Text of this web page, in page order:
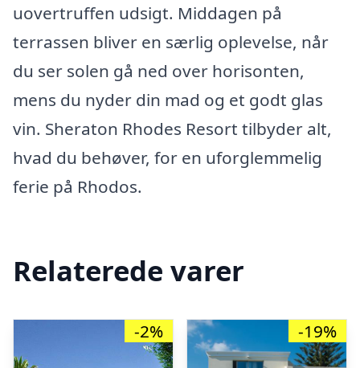
uovertruffen udsigt. Middagen på
terrassen bliver en særlig oplevelse, når
du ser solen gå ned over horisonten,
mens du nyder din mad og et godt glas
vin. Sheraton Rhodes Resort tilbyder alt,
hvad du behøver, for en uforglemmelig
ferie på Rhodos.
Relaterede varer
-2% -19%